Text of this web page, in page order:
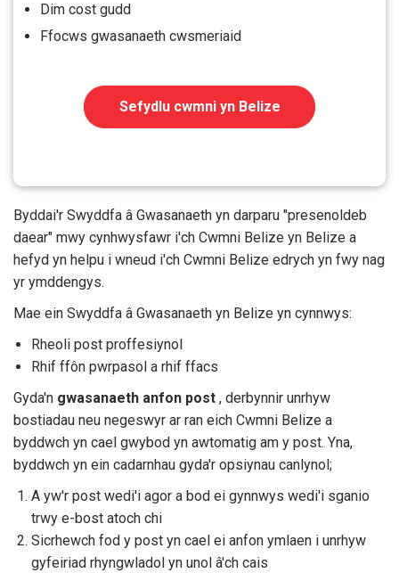
Dim cost gudd
Ffocws gwasanaeth cwsmeriaid
Sefydlu cwmni yn Belize
Byddai'r Swyddfa â Gwasanaeth yn darparu "presenoldeb
daear" mwy cynhwysfawr i'ch Cwmni Belize yn Belize a
hefyd yn helpu i wneud i'ch Cwmni Belize edrych yn fwy nag
yr ymddengys.
Mae ein Swyddfa â Gwasanaeth yn Belize yn cynnwys:
Rheoli post proffesiynol
Rhif ffôn pwrpasol a rhif ffacs
Gyda'n gwasanaeth anfon post , derbynnir unrhyw
bostiadau neu negeswyr ar ran eich Cwmni Belize a
byddwch yn cael gwybod yn awtomatig am y post. Yna,
byddwch yn ein cadarnhau gyda'r opsiynau canlynol;
A yw'r post wedi'i agor a bod ei gynnwys wedi'i sganio
trwy e-bost atoch chi
Sicrhewch fod y post yn cael ei anfon ymlaen i unrhyw
gyfeiriad rhyngwladol yn unol â'ch cais